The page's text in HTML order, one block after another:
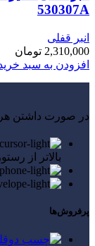
530307A
انبر قفلی
2,310,000 تومان
افزودن به سبد
در صورت داشتن هر
بالاتر از
پرفروش‌ها